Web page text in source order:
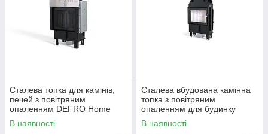
Сталева топка для камінів,
печей з повітряним
опаленням DEFRO Home
INTRA SM G (чорний шамот)
з гільйотиною
В наявності
Сталева вбудована камінна
топка з повітряним
опаленням для будинку
DEFRO HOME INTRA SLIM
SM (6 кВт)
В наявності